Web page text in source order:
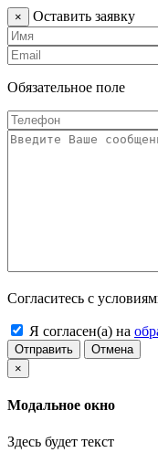
× Оставить заявку
Обязательное поле
Согласитесь с
Я согласен(а) на
Отправить
Отмена
×
Модальное окно
Здесь будет текст